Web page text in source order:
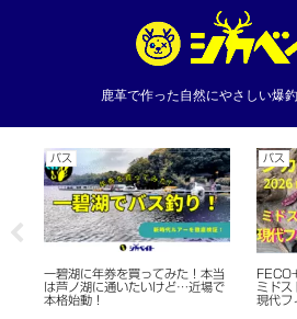
鹿革で作った自然にやさしい爆
バス
一碧湖に年券を買ってみた！本当
は芦ノ湖に通いたいけど…近場で
本格始動！
バス
ミドス
現代フ